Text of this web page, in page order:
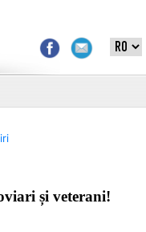
și veterani!